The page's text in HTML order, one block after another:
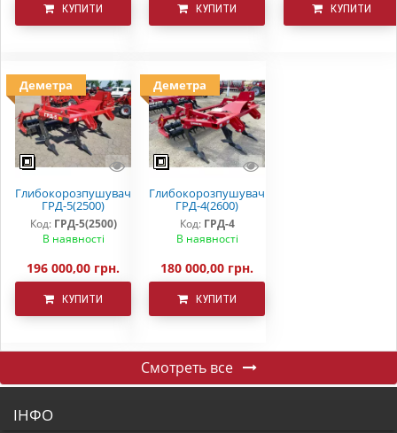
КУПИТИ КУПИТИ КУПИТИ
Деметра
Глибокорозпушувач
ГРД-5(2500)
Код: ГРД-5(2500)
В наявності
196 000,00 грн.
КУПИТИ
Деметра
Глибокорозпушувач
ГРД-4(2600)
Код: ГРД-4
В наявності
180 000,00 грн.
КУПИТИ
Смотреть все
ІНФО